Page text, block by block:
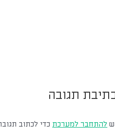
תגובה
להתחבר למערכת כדי לכתוב